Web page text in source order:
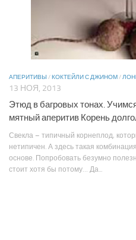
АПЕРИТИВЫ /КОКТЕЙЛИ С ДЖИНОМ/
13 НОЯ, 2013
Этюд в багровых тонах.
мятный аперитив Корень
Свекла – типичный корнеплод,
нетипичен. А здесь такая
основе. Попробовать безумно
стоит хотя бы потому… Да...